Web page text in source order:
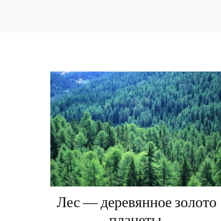
Лес — деревянное золото